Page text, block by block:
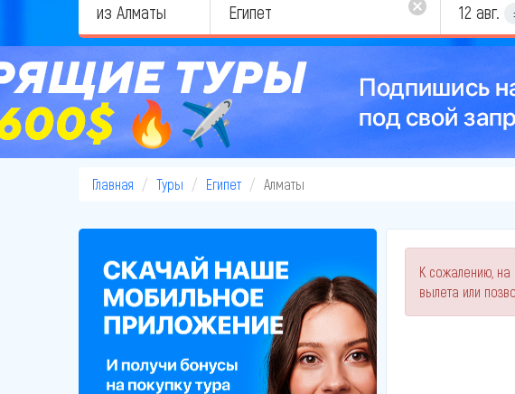
из Алматы 12 авг.
Главная Туры Египет Алматы
К сожалению, на
вылета или